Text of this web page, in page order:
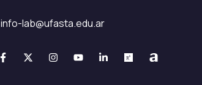
info-lab@ufasta.edu.ar